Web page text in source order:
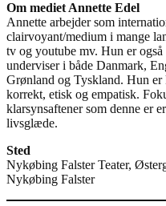
Om mediet Annette Edel
Annette arbejder som
clairvoyant/medium i mange
tv og youtube mv. Hun er
underviser i både Danmark,
Grønland og Tyskland. Hun
korrekt, etisk og empatisk.
klarsynsaftener som denne er
livsglæde.
Sted
Nykøbing Falster Teater,
Nykøbing Falster